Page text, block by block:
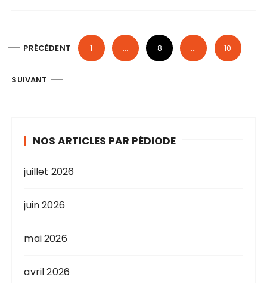
g
PRÉCÉDENT 1 … 8 … 10
SUIVANT
NOS ARTICLES PAR PÉDIODE
juillet 2026
juin 2026
mai 2026
avril 2026